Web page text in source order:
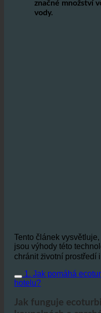
technologie
řešení, které
Tento článek
jsou výhody této
chránit životní prostředí i
1. Jak pomáhá
hotelu?